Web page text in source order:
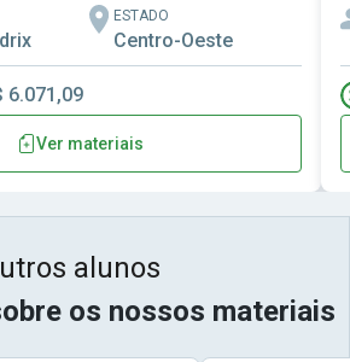
ESTADO
Centro-Oeste
6.071,09
Ver materiais
alunos
os nossos materiais